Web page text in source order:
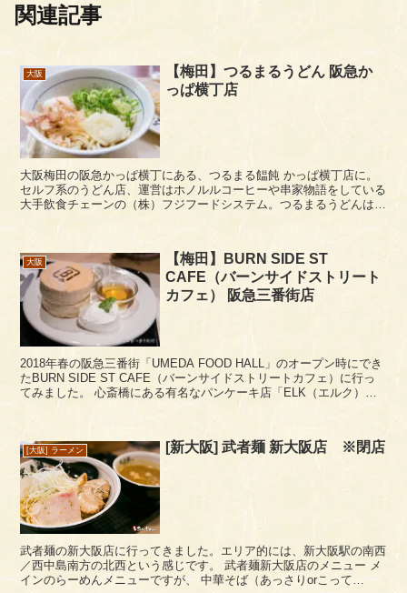
関連記事
大阪
【梅田】つるまるうどん 阪急か
っぱ横丁店
大阪梅田の阪急かっぱ横丁にある、つるまる饂飩 かっぱ横丁店に。
セルフ系のうどん店、運営はホノルルコーヒーや串家物語をしている
大手飲食チェーンの（株）フジフードシステム。つるまるうどんは、
大阪
【梅田】BURN SIDE ST
CAFE（バーンサイドストリート
カフェ） 阪急三番街店
2018年春の阪急三番街「UMEDA FOOD HALL」のオープン時にでき
たBURN SIDE ST CAFE（バーンサイドストリートカフェ）に行っ
てみました。 心斎橋にある有名なパンケーキ店「ELK（エルク）」
[大阪] ラーメン [新大阪] 武者麺 新大阪店 ※閉店
武者麺の新大阪店に行ってきました。エリア的には、新大阪駅の南西
／西中島南方の北西という感じです。 武者麺新大阪店のメニュー メ
インのらーめんメニューですが、 中華そば（あっさりorこって